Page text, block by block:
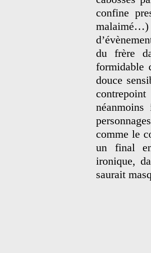
confine
malaimé…)
du frère
formidable
douce
comme le
un final
ironique,
saurait